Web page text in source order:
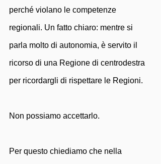
perché violano le competenze
regionali. Un fatto chiaro: mentre si
parla molto di autonomia, è servito il
ricorso di una Regione di centrodestra
per ricordargli di rispettare le Regioni.
Non possiamo accettarlo.
Per questo chiediamo che nella